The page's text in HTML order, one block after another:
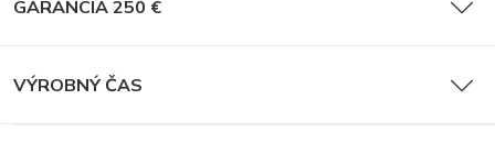
GARANCIA 250 €
VÝROBNÝ ČAS